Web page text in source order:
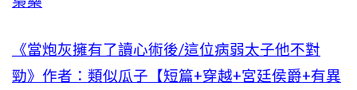
《當炮灰擁有了讀心術後/這位病弱太子他不對
勁》作者：類似瓜子【短篇+穿越+宮廷侯爵+有異